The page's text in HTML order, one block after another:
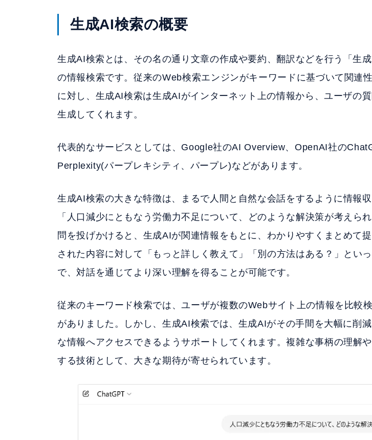
生成AI検索の概要
生成AI検索とは、その名の通り文章の作成や要約、翻訳などを行う「生
の情報検索です。従来のWeb検索エンジンがキーワードに基づいて関連
に対し、生成AI検索は生成AIがインターネット上の情報から、ユーザの
生成してくれます。
代表的なサービスとしては、Google社のAI Overview、OpenAI社の
Perplexity(パープレキシティ、パープレ)などがあります。
生成AI検索の大きな特徴は、まるで人間と自然な会話をするように情報
「人口減少にともなう労働力不足について、どのような解決策が考えら
問を投げかけると、生成AIが関連情報をもとに、わかりやすくまとめて
された内容に対して「もっと詳しく教えて」「別の方法はある？」とい
で、対話を通じてより深い理解を得ることが可能です。
従来のキーワード検索では、ユーザが複数のWebサイト上の情報を比較
がありました。しかし、生成AI検索では、生成AIがその手間を大幅に削
な情報へアクセスできるようサポートしてくれます。複雑な事柄の理解
する技術として、大きな期待が寄せられています。